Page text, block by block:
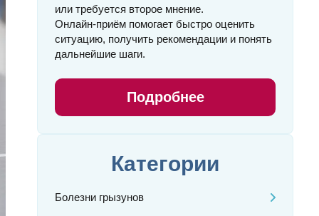
или требуется второе мнение.
Онлайн‑приём помогает быстро оценить
ситуацию, получить рекомендации и понять
дальнейшие шаги.
Подробнее
Категории
Болезни грызунов